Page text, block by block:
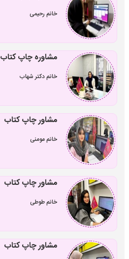
خانم رحیمی
مشاوره چاپ کتاب
خانم دکتر شهاب
مشاور چاپ کتاب
خانم مومنی
مشاور چاپ کتاب
خانم طوطی
مشاور چاپ کتاب